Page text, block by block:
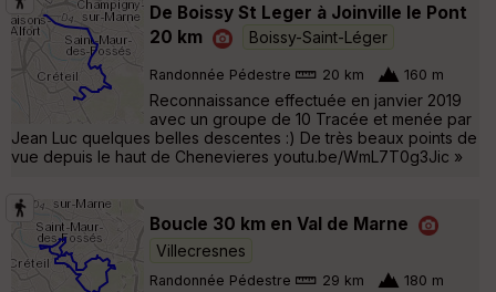
De Boissy St Leger à Joinville le Pont
20 km
Boissy-Saint-Léger
Randonnée Pédestre 20 km 160 m
Reconnaissance effectuée en janvier 2019
avec un groupe de 10 Tracée et menée par
Jean Luc quelques belles descentes :) De très beaux points de
vue depuis le haut de Chenevieres youtu.be/WmL7T0g3Jic »
Boucle 30 km en Val de Marne
Villecresnes
Randonnée Pédestre 29 km 180 m